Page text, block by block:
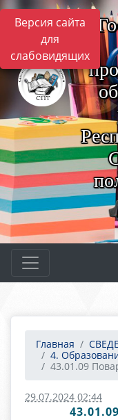
Версия сайта
для
слабовидящих
Главная
4.
43.01.09
29.07.2024 02:44